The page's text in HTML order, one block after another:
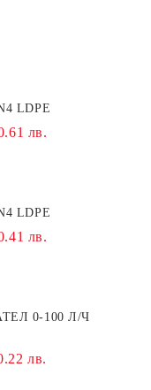
LDPE
лв.
LDPE
лв.
0-100 Л/Ч
лв.